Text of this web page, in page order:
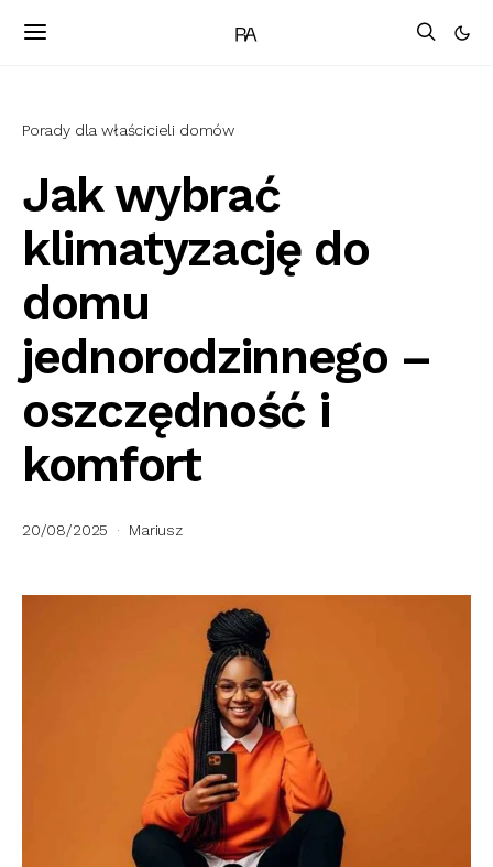
Porady dla właścicieli domów
Jak wybrać
klimatyzację do
domu
jednorodzinnego –
oszczędność i
komfort
20/08/2025 Mariusz